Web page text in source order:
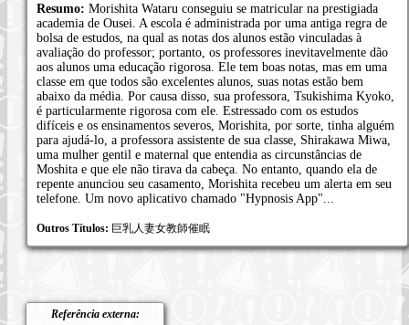
Resumo: Morishita Wataru conseguiu se matricular na prestigiada
academia de Ousei. A escola é administrada por uma antiga regra de
bolsa de estudos, na qual as notas dos alunos estão vinculadas à
avaliação do professor; portanto, os professores inevitavelmente dão
aos alunos uma educação rigorosa. Ele tem boas notas, mas em uma
classe em que todos são excelentes alunos, suas notas estão bem
abaixo da média. Por causa disso, sua professora, Tsukishima Kyoko,
é particularmente rigorosa com ele. Estressado com os estudos
difíceis e os ensinamentos severos, Morishita, por sorte, tinha alguém
para ajudá-lo, a professora assistente de sua classe, Shirakawa Miwa,
uma mulher gentil e maternal que entendia as circunstâncias de
Moshita e que ele não tirava da cabeça. No entanto, quando ela de
repente anunciou seu casamento, Morishita recebeu um alerta em seu
telefone. Um novo aplicativo chamado "Hypnosis App"...
Outros Títulos: 巨乳人妻女教師催眠
Referência externa: